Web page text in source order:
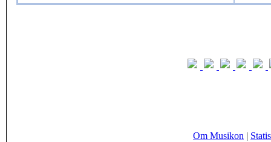
Om Musikon |